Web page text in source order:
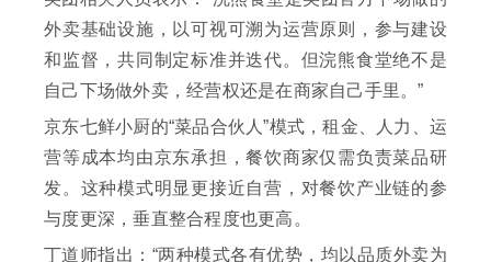
外卖基础设施，以可视可溯为运营原则，参与建设
和监督，共同制定标准并迭代。但浣熊食堂绝不是
自己下场做外卖，经营权还是在商家自己手里。”
京东七鲜小厨的“菜品合伙人”模式，租金、人力、运
营等成本均由京东承担，餐饮商家仅需负责菜品研
发。这种模式明显更接近自营，对餐饮产业链的参
与度更深，垂直整合程度也更高。
丁道师指出：“两种模式各有优势，均以品质外卖为